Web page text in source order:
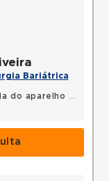
Bariátrica
digestivo